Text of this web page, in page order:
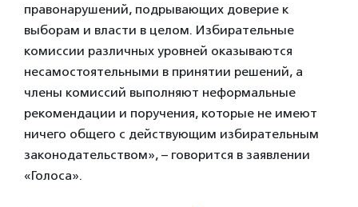
правонарушений, подрывающих доверие к
выборам и власти в целом. Избирательные
комиссии различных уровней оказываются
несамостоятельными в принятии решений, а
члены комиссий выполняют неформальные
рекомендации и поручения, которые не имеют
ничего общего с действующим избирательным
законодательством», – говорится в заявлении
«Голоса».